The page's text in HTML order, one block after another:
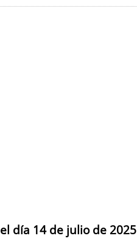
día 14 de julio de 2025